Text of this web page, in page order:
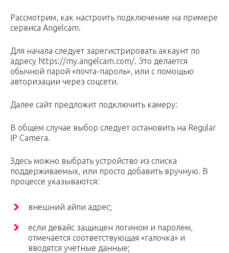
Рассмотрим, как настроить подключение на примере
сервиса Angelcam.
Для начала следует зарегистрировать аккаунт по
адресу https://my.angelcam.com/. Это делается
обычной парой «почта-пароль», или с помощью
авторизации через соцсети.
Далее сайт предложит подключить камеру:
В общем случае выбор следует остановить на Regular
IP Camera.
Здесь можно выбрать устройство из списка
поддерживаемых, или просто добавить вручную. В
процессе указываются:
внешний айпи адрес;
если девайс защищен логином и паролем,
отмечается соответствующая «галочка» и
вводятся учетные данные;